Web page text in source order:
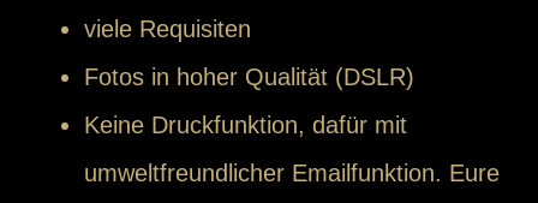
viele Requisiten
Fotos in hoher Qualität (DSLR)
Keine Druckfunktion, dafür mit
umweltfreundlicher Emailfunktion. Eure